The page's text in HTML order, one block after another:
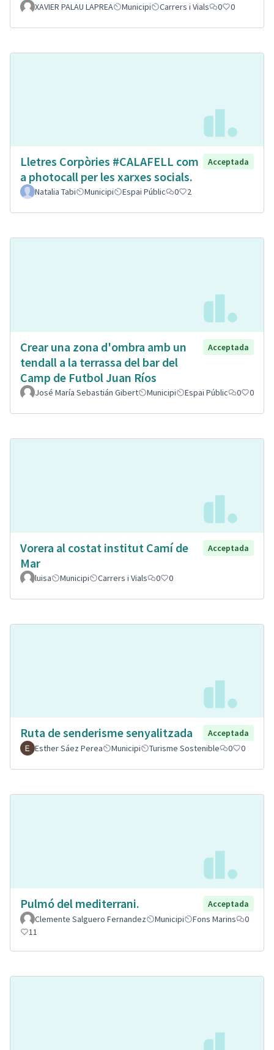
XAVIER PALAU LAPREA Municipi Carrers i Vials 0 0
Lletres Corpòries #CALAFELL com
a photocall per les xarxes socials.
Acceptada
Natalia Tabi Municipi Espai Públic 0 2
Crear una zona d'ombra amb un
tendall a la terrassa del bar del
Camp de Futbol Juan Ríos
Acceptada
José María Sebastián Gibert Municipi Espai Públic 0 0
Vorera al costat institut Camí de
Mar
Acceptada
luisa Municipi Carrers i Vials 0 0
Ruta de senderisme senyalitzada
Acceptada
Esther Sáez Perea
Municipi Turisme Sostenible 0 0
Pulmó del mediterrani.
Acceptada
Clemente Salguero Fernandez
Municipi Fons Marins
0
11